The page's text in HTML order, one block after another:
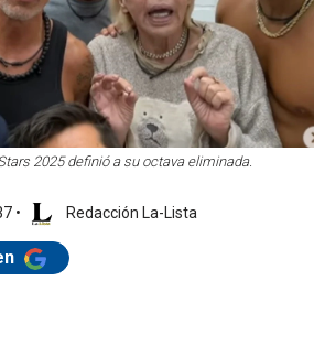
2025 definió a su octava eliminada.
• Redacción La-Lista